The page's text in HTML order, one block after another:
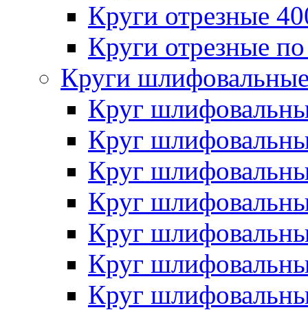
Круги отрезные
Круги отрезные
Круги
Круг
Круг
Круг
Круг
Круг
Круг
Круг